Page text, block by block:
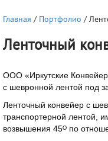
Главная / Портфолио /
Ленточный
ООО «Иркутские
с шевронной лентой под
Ленточный конвейер с
транспортерной лентой,
возвышения 45ᴼ по